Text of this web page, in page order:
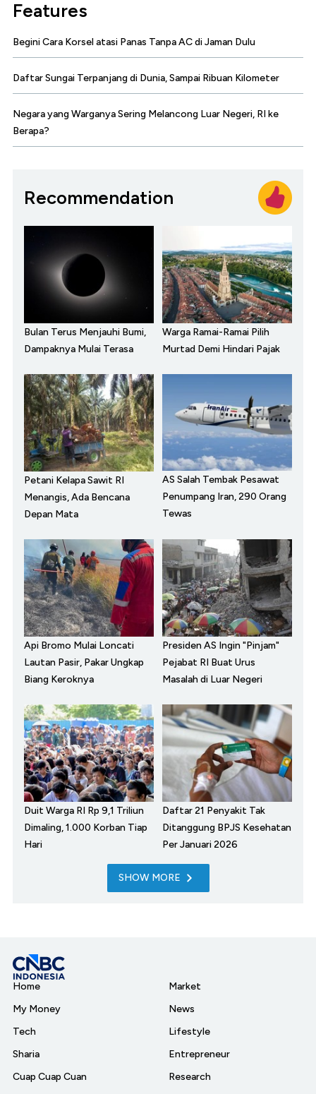
Features
Begini Cara Korsel atasi Panas Tanpa AC di Jaman Dulu
Daftar Sungai Terpanjang di Dunia, Sampai Ribuan Kilometer
Negara yang Warganya Sering Melancong Luar Negeri, RI ke
Berapa?
Recommendation
Bulan Terus Menjauhi Bumi,
Dampaknya Mulai Terasa
Warga Ramai-Ramai Pilih
Murtad Demi Hindari Pajak
Petani Kelapa Sawit RI
Menangis, Ada Bencana
Depan Mata
AS Salah Tembak Pesawat
Penumpang Iran, 290 Orang
Tewas
Api Bromo Mulai Loncati
Lautan Pasir, Pakar Ungkap
Biang Keroknya
Presiden AS Ingin "Pinjam"
Pejabat RI Buat Urus
Masalah di Luar Negeri
Duit Warga RI Rp 9,1 Triliun
Dimaling, 1.000 Korban Tiap
Hari
Daftar 21 Penyakit Tak
Ditanggung BPJS Kesehatan
Per Januari 2026
SHOW MORE
Home
My Money
Tech
Sharia
Cuap Cuap Cuan
Market
News
Lifestyle
Entrepreneur
Research